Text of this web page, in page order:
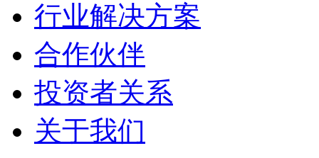
行业解决方案
合作伙伴
投资者关系
关于我们